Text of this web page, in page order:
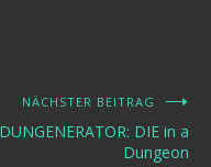
NÄCHSTER BEITRAG
DIE in a
Dungeon